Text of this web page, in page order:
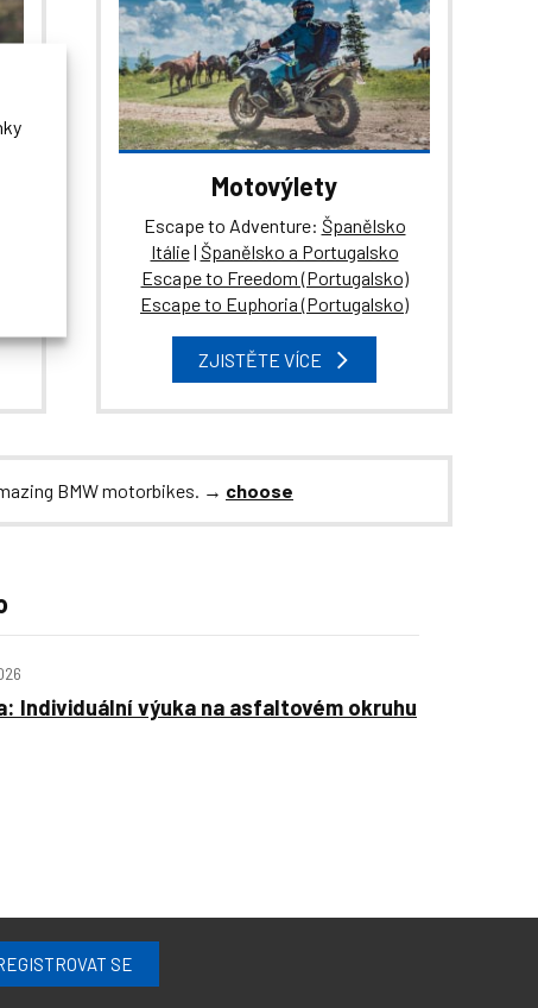
Motovýlety
Escape to Adventure: Španělsko
Itálie| Španělsko a Portugalsko
Escape to Freedom (Portugalsko)
Escape to Euphoria (Portugalsko)
ZJISTĚTE VÍCE
BMW motorbikes. → choose
Individuální výuka na asfaltovém okruhu